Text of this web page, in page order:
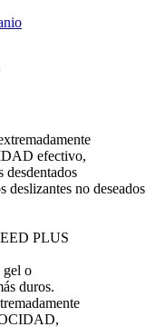
efectivo,
desdentados
deslizantes no deseados
PLUS
gel o
duros.